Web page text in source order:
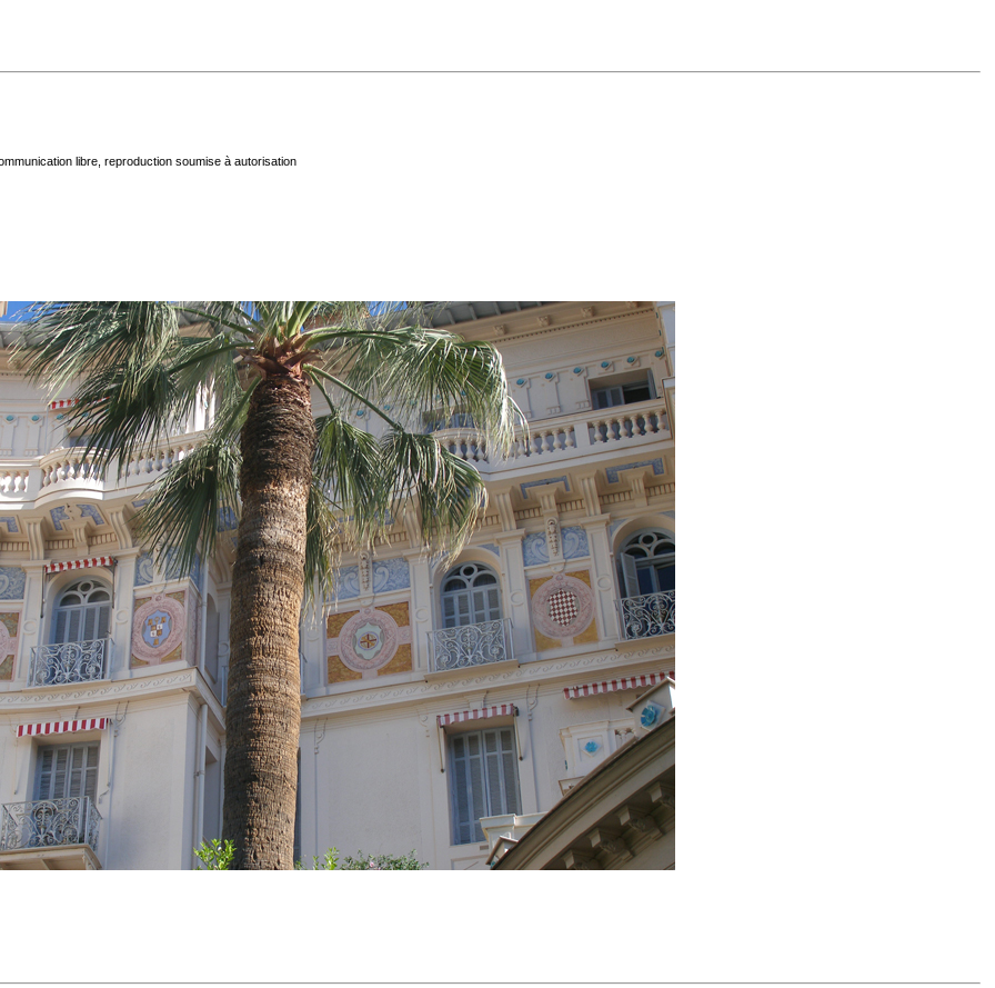
libre, reproduction soumise à autorisation